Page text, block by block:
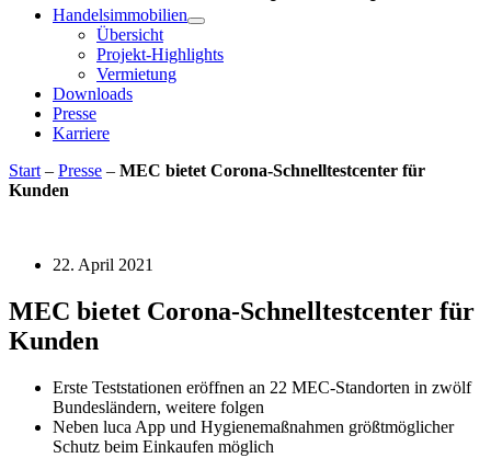
Handelsimmobilien
Übersicht
Projekt-Highlights
Vermietung
Downloads
Presse
Karriere
Start– Presse – MEC bietet Corona-Schnelltestcenter für
Kunden
22. April 2021
MEC bietet Corona-Schnelltestcenter für
Kunden
Erste Teststationen eröffnen an 22 MEC-Standorten in zwölf
Bundesländern, weitere folgen
Neben luca App und Hygienemaßnahmen größtmöglicher
Schutz beim Einkaufen möglich